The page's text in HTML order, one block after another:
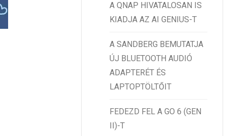
A QNAP HIVATALOSAN IS
KIADJA AZ AI GENIUS-T
A SANDBERG BEMUTATJA
ÚJ BLUETOOTH AUDIÓ
ADAPTERÉT ÉS
LAPTOPTÖLTŐIT
FEDEZD FEL A GO 6 (GEN
II)-T